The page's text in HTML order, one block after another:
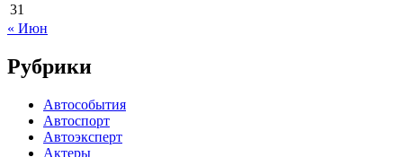
31
« Июн
Рубрики
Автособытия
Автоспорт
Автоэксперт
Актеры